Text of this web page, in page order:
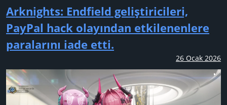
k
i
l
e
:
Arknights: Endfield geliştiricileri,
PayPal hack olayından etkilenenlere
paralarını iade etti.
26 Ocak 2026